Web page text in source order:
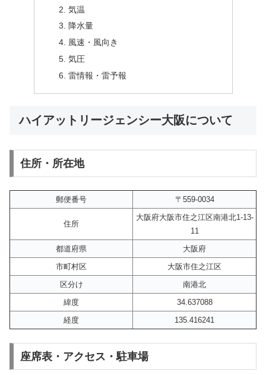
気温
降水量
風速・風向き
気圧
雷情報・雷予報
ハイアットリージェンシー大阪について
住所・所在地
郵便番号 〒559-0034
住所
大阪府大阪市住之江区南港北1-13-
11
都道府県
大阪府
市町村区
大阪市住之江区
区分け
南港北
緯度
34.637088
経度
135.416241
座席表・アクセス・駐車場